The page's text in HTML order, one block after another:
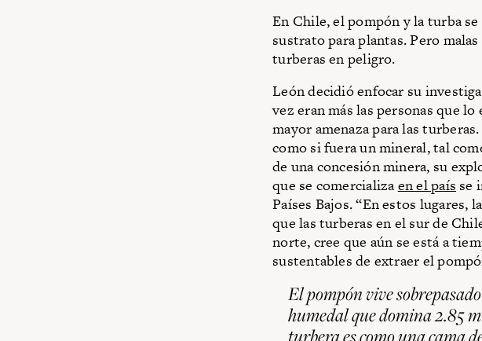
En Chile, el pompón y la turba
sustrato para plantas. Pero
turberas en peligro.
León decidió enfocar su
vez eran más las personas que
mayor amenaza para las
como si fuera un mineral, tal
de una concesión minera, su
que se comercializaen el país se
Países Bajos. “En estos lugares,
que las turberas en el sur de
norte, cree que aún se está a
sustentables de extraer el
El pompón vive
humedal que domina 2.85
turbera es como una cama